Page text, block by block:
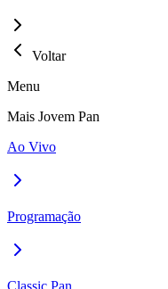
Voltar
Menu
Mais Jovem Pan
Ao Vivo
Programação
Classic Pan